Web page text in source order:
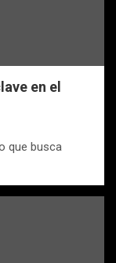
en el
que busca